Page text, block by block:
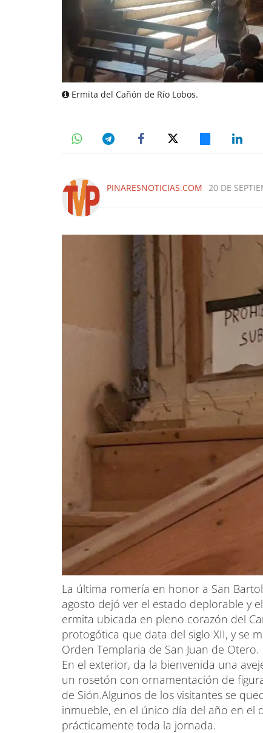
Ermita del Cañón de Río Lobos.
PINARESNOTICIAS.COM 20 DE
La última romería en honor a San
agosto dejó ver el estado deplorable y
ermita ubicada en pleno corazón del
protogótica que data del siglo XII, y se
Orden Templaria de San Juan de Otero.
En el exterior, da la bienvenida una
un rosetón con ornamentación de
de Sión.Algunos de los visitantes se
inmueble, en el único día del año en el
prácticamente toda la jornada.